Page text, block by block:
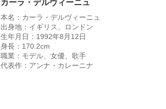
カーラ・デルヴィーニュ
本名：カーラ・デルヴィーニュ
出身地：イギリス、ロンドン
生年月日：1992年8月12日
身長：170.2cm
職業：モデル、女優、歌手
代表作：アンナ・カレーニナ